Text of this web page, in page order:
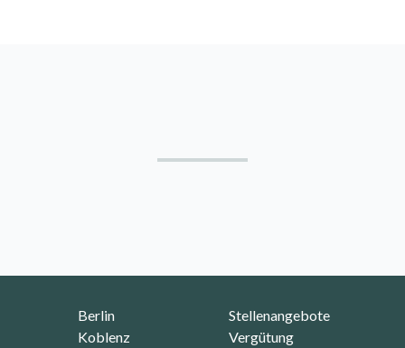
Berlin
Koblenz
Stellenangebote
Vergütung